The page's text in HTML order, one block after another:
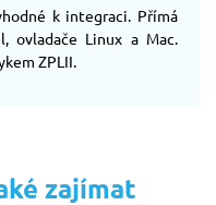
k integraci. Přímá
ovladače Linux a Mac.
ZPLII.
zajímat